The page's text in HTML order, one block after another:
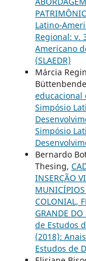
Latino-
Regional: v.
Americano
(SLAEDR)
Márcia
educacional
Simpósio
Simpósio
Bernardo
Thesing,
INSERÇÃO
MUNICÍPIOS
COLONIAL,
GRANDE DO
de Estudos
(2018):
Estudos de